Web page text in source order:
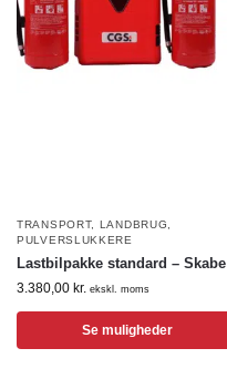
TRANSPORT, LANDBRUG
PULVERSLUKKERE
Lastbilpakke standard – Skabe
3.380,00 kr. ekskl. moms
Se muligheder